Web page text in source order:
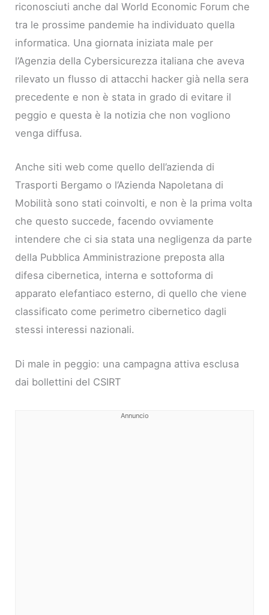
riconosciuti anche dal World Economic Forum che
tra le prossime pandemie ha individuato quella
informatica. Una giornata iniziata male per
l’Agenzia della Cybersicurezza italiana che aveva
rilevato un flusso di attacchi hacker già nella sera
precedente e non è stata in grado di evitare il
peggio e questa è la notizia che non vogliono
venga diffusa.
Anche siti web come quello dell’azienda di
Trasporti Bergamo o l’Azienda Napoletana di
Mobilità sono stati coinvolti, e non è la prima volta
che questo succede, facendo ovviamente
intendere che ci sia stata una negligenza da parte
della Pubblica Amministrazione preposta alla
difesa cibernetica, interna e sottoforma di
apparato elefantiaco esterno, di quello che viene
classificato come perimetro cibernetico dagli
stessi interessi nazionali.
Di male in peggio: una campagna attiva esclusa
dai bollettini del CSIRT
Annuncio